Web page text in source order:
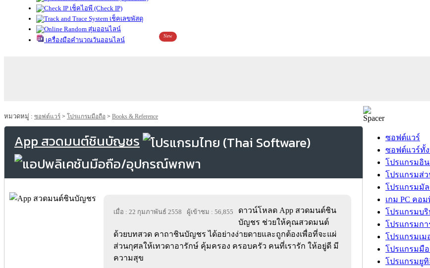
เช็คไอพี (Check IP)
เช็คเลขพัสดุ
สุ่มออนไลน์
เครื่องมือคำนวณวันออนไลน์
New
หมวดหมู่ : ซอฟต์แวร์ > โปรแกรมมือถือ > Books & Reference
App สวดมนต์ชินบัญชร
เมื่อ : 22 กุมภาพันธ์ 2558 ผู้เข้าชม : 56,855
ดาวน์โหลด App สวดมนต์ชิน
บัญชร ช่วยให้คุณสวดมนต์
ด้วยบทสวด คาถาชินบัญชร ได้อย่างง่ายดายและถูกต้องเพื่อที่จะแผ่
ส่วนกุศลให้เทวดาอารักษ์ คุ้มครอง ครอบครัว คนที่เรารัก ให้อยู่ดี มี
ความสุข
ซอฟต์แวร์
ซอฟต์แวร์ทั้
โปรแกรมอิน
โปรแกรมส่
โปรแกรมมัล
เกม PC คอม
โปรแกรมบ
โปรแกรมก
โปรแกรมเม
โปรแกรมมื
โปรแกรมยู